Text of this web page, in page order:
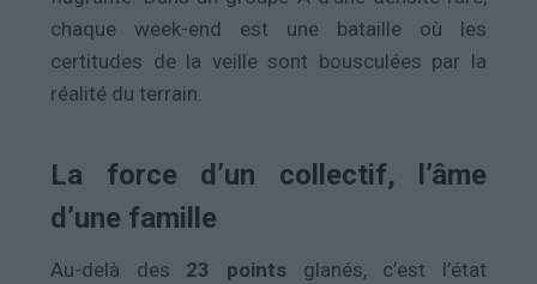
chaque week-end est une bataille où les
certitudes de la veille sont bousculées par la
réalité du terrain.
La force d’un collectif, l’âme
d’une famille
Au-delà des 23 points glanés, c’est l’état